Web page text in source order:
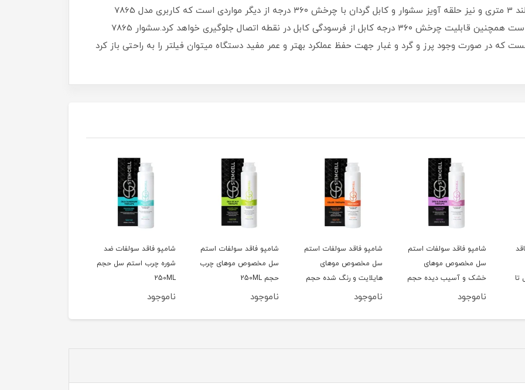
حرارت و دو سری متمرکز کننده هوا هست.سیم بلند 3 متری و نیز حلقه آویز سشوار و کابل گردان با چرخش ۳۶۰ درجه از دیگر مواردی است که کاربری مدل 7865
پرومکس را در عین حرفه ای بودن،آسان تر کرده است همچنین قابلیت چرخش ۳۶۰ درجه کابل از فرسودگی کابل در نقطه اتصال جلوگیری خواهد کرد.سشوار 7865
در صورت وجود پرز و گرد و غبار جهت حفظ عملکرد بهتر و عمر مفید دستگاه میتوان فیلتر را به راحتی باز کرد
شامپو فاقد سولفات استم
سل مخصوص موهای
خشک و آسیب دیده حجم
250ML
ناموجود
شامپو فاقد سولفات استم
سل مخصوص موهای
هایلایت و رنگ شده حجم
250ML
ناموجود
شامپو فاقد سولفات استم
سل مخصوص موهای چرب
حجم 250ML
ناموجود
شامپو فاقد سولفات ضد
شوره چرب استم سل حجم
250ML
ناموجود